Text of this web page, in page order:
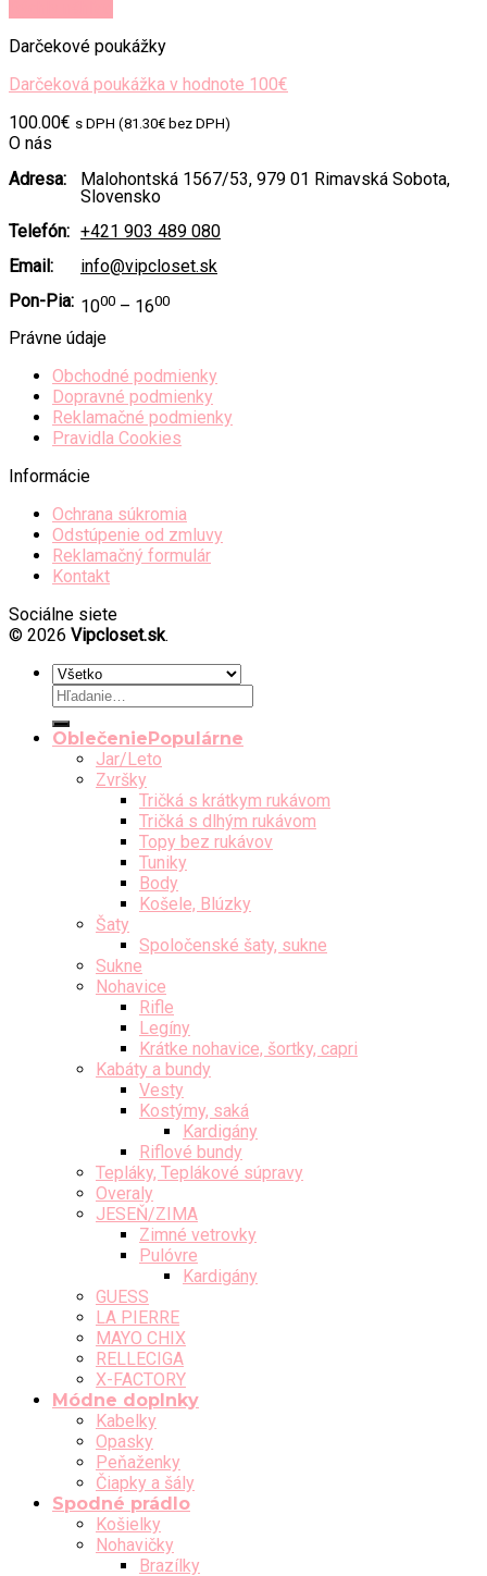
Darčekové poukážky
Darčeková poukážka v hodnote 100€
100.00€ s DPH (81.30€ bez DPH)
O nás
Adresa:
Malohontská 1567/53, 979 01 Rimavská Sobota,
Slovensko
Telefón: +421 903 489 080
Email:
info@vipcloset.sk
Pon-Pia: 1000 – 1600
Právne údaje
Obchodné podmienky
Dopravné podmienky
Reklamačné podmienky
Pravidla Cookies
Informácie
Ochrana súkromia
Odstúpenie od zmluvy
Reklamačný formulár
Kontakt
Sociálne siete
© 2026 Vipcloset.sk.
Hľadať:
Oblečenie
Jar/Leto
Zvršky
Tričká s krátkym rukávom
Tričká s dlhým rukávom
Topy bez rukávov
Tuniky
Body
Košele, Blúzky
Šaty
Spoločenské šaty, sukne
Sukne
Nohavice
Rifle
Legíny
Krátke nohavice, šortky, capri
Kabáty a bundy
Vesty
Kostýmy, saká
Kardigány
Riflové bundy
Tepláky, Teplákové súpravy
Overaly
JESEŇ/ZIMA
Zimné vetrovky
Pulóvre
Kardigány
GUESS
LA PIERRE
MAYO CHIX
RELLECIGA
X-FACTORY
Módne doplnky
Kabelky
Opasky
Peňaženky
Čiapky a šály
Spodné prádlo
Košielky
Nohavičky
Brazílky